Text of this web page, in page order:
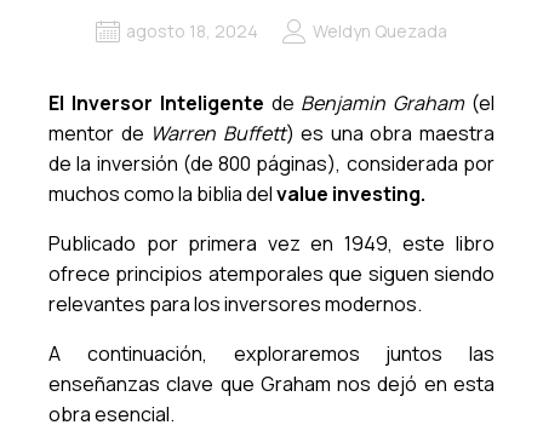
agosto 18, 2024 Weldyn Quezada
El Inversor Inteligente de Benjamin Graham (el
mentor de Warren Buffett) es una obra maestra
de la inversión (de 800 páginas), considerada por
muchos como la biblia delvalue investing.
Publicado por primera vez en 1949, este libro
ofrece principios atemporales que siguen siendo
relevantes para los inversores modernos.
A continuación, exploraremos juntos las
enseñanzas clave que Graham nos dejó en esta
obra esencial.